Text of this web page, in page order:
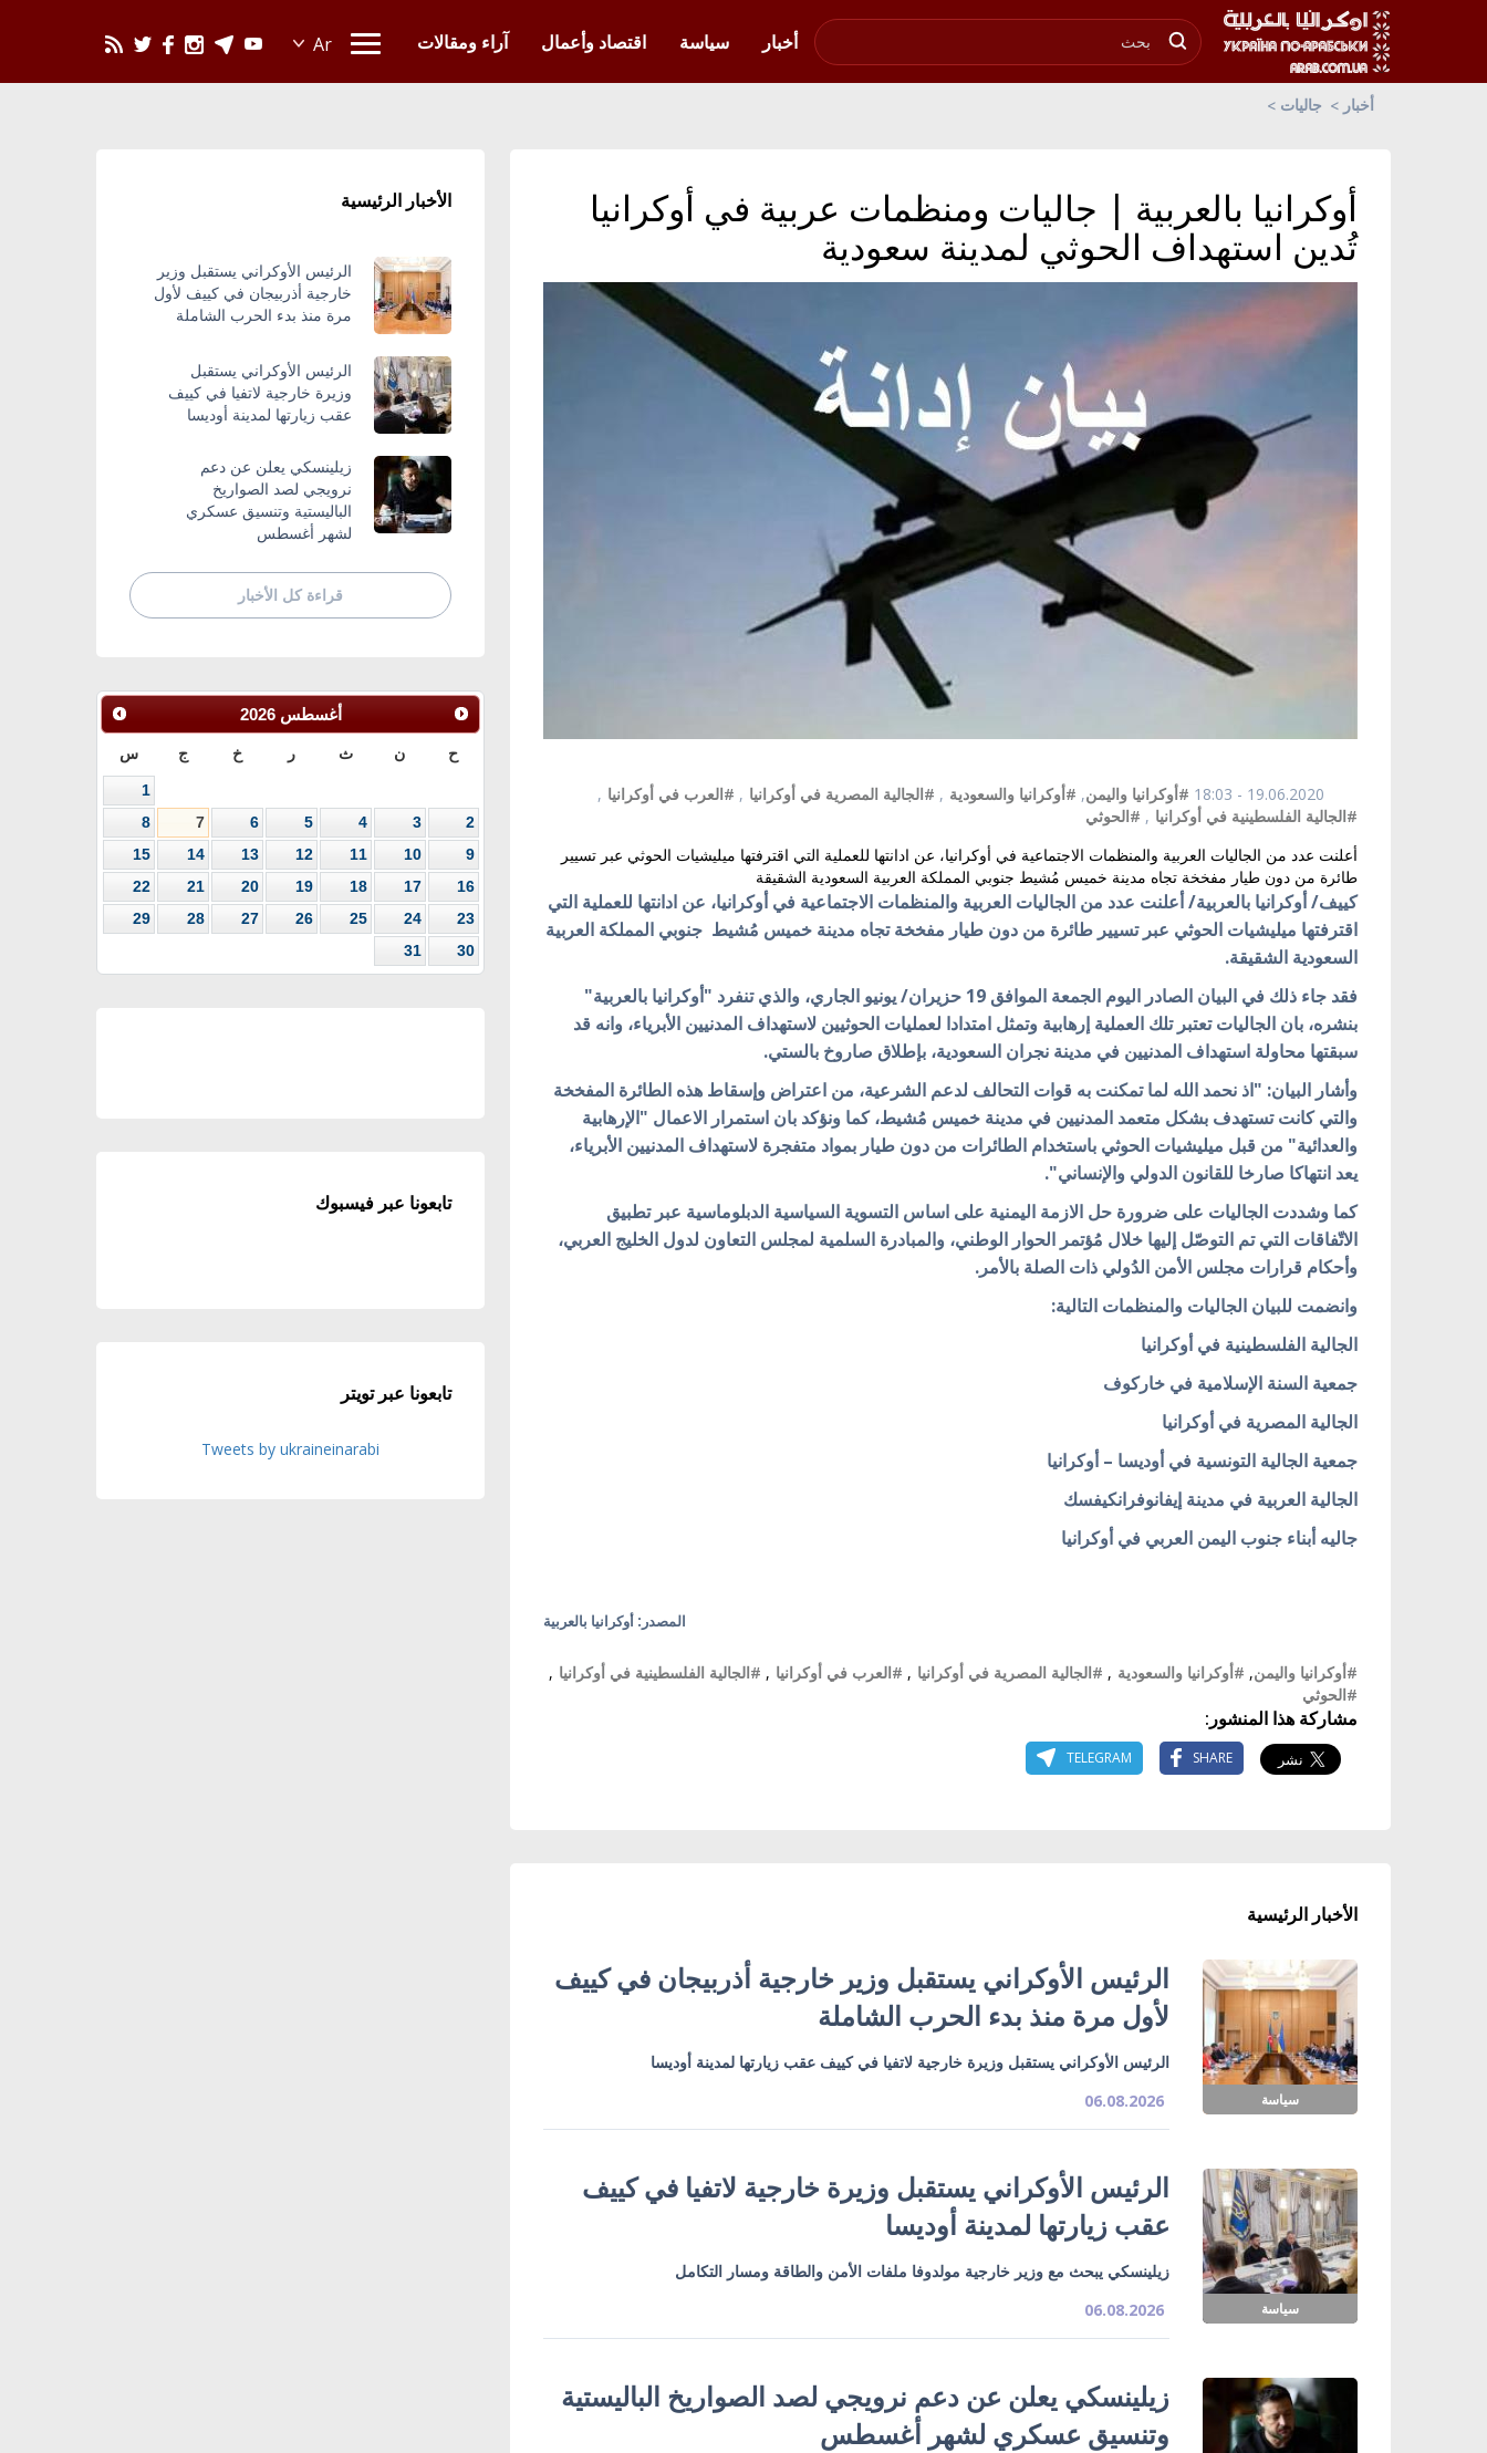
أخبار
سياسة اقتصاد وأعمال آراء ومقالات
أخبار جاليات
أوكرانيا بالعربية | جاليات ومنظمات عربية في أوكرانيا
تُدين استهداف الحوثي لمدينة سعودية
19.06.2020 - 18:03 #أوكرانيا واليمن, #أوكرانيا والسعودية , #الجالية المصرية في أوكرانيا , #العرب في أوكرانيا ,
#الجالية الفلسطينية في أوكرانيا , #الحوثي
أعلنت عدد من الجاليات العربية والمنظمات الاجتماعية في أوكرانيا، عن ادانتها للعملية التي اقترفتها ميليشيات الحوثي عبر تسيير
طائرة من دون طيار مفخخة تجاه مدينة خميس مُشيط جنوبي المملكة العربية السعودية الشقيقة
كييف/ أوكرانيا بالعربية/ أعلنت عدد من الجاليات العربية والمنظمات الاجتماعية في أوكرانيا، عن ادانتها للعملية التي
اقترفتها ميليشيات الحوثي عبر تسيير طائرة من دون طيار مفخخة تجاه مدينة خميس مُشيط جنوبي المملكة العربية
السعودية الشقيقة.
فقد جاء ذلك في البيان الصادر اليوم الجمعة الموافق 19 حزيران/ يونيو الجاري، والذي تنفرد "أوكرانيا بالعربية"
بنشره، بان الجاليات تعتبر تلك العملية إرهابية وتمثل امتدادا لعمليات الحوثيين لاستهداف المدنيين الأبرياء، وانه قد
سبقتها محاولة استهداف المدنيين في مدينة نجران السعودية، بإطلاق صاروخ بالستي.
وأشار البيان: "اذ نحمد الله لما تمكنت به قوات التحالف لدعم الشرعية، من اعتراض وإسقاط هذه الطائرة المفخخة
والتي كانت تستهدف بشكل متعمد المدنيين في مدينة خميس مُشيط، كما ونؤكد بان استمرار الاعمال "الإرهابية
والعدائية" من قبل ميليشيات الحوثي باستخدام الطائرات من دون طيار بمواد متفجرة لاستهداف المدنيين الأبرياء،
يعد انتهاكا صارخا للقانون الدولي والإنساني".
كما وشددت الجاليات على ضرورة حل الازمة اليمنية على اساس التسوية السياسية الدبلوماسية عبر تطبيق
الاتّفاقات التي تم التوصّل إليها خلال مُؤتمر الحوار الوطني، والمبادرة السلمية لمجلس التعاون لدول الخليج العربي،
وأحكام قرارات مجلس الأمن الدُولي ذات الصلة بالأمر.
وانضمت للبيان الجاليات والمنظمات التالية:
الجالية الفلسطينية في أوكرانيا
جمعية السنة الإسلامية في خاركوف
الجالية المصرية في أوكرانيا
جمعية الجالية التونسية في أوديسا – أوكرانيا
الجالية العربية في مدينة إيفانوفرانكيفسك
جاليه أبناء جنوب اليمن العربي في أوكرانيا
المصدر: أوكرانيا بالعربية
#أوكرانيا واليمن, #أوكرانيا والسعودية , #الجالية المصرية في أوكرانيا , #العرب في أوكرانيا , #الجالية الفلسطينية في أوكرانيا ,
#الحوثي
مشاركة هذا المنشور:
SHARE
TELEGRAM
الأخبار الرئيسية
سياسة
الرئيس الأوكراني يستقبل وزير خارجية أذربيجان في كييف
لأول مرة منذ بدء الحرب الشاملة
الرئيس الأوكراني يستقبل وزيرة خارجية لاتفيا في كييف عقب زيارتها لمدينة أوديسا
06.08.2026
سياسة
الرئيس الأوكراني يستقبل وزيرة خارجية لاتفيا في كييف
عقب زيارتها لمدينة أوديسا
زيلينسكي يبحث مع وزير خارجية مولدوفا ملفات الأمن والطاقة ومسار التكامل
06.08.2026
زيلينسكي يعلن عن دعم نرويجي لصد الصواريخ الباليستية
وتنسيق عسكري لشهر أغسطس
الأخبار الرئيسية
الرئيس الأوكراني يستقبل وزير
خارجية أذربيجان في كييف لأول
مرة منذ بدء الحرب الشاملة
الرئيس الأوكراني يستقبل
وزيرة خارجية لاتفيا في كييف
عقب زيارتها لمدينة أوديسا
زيلينسكي يعلن عن دعم
نرويجي لصد الصواريخ
الباليستية وتنسيق عسكري
لشهر أغسطس
قراءة كل الأخبار
أغسطس 2026
ح ن ث ر خ ج س
1
2
3
4
5
6
7
8
9
10
11
12
13
14
15
16
17
18
19
20
21
22
23
24
25
26
27
28
29
30
31
تابعونا عبر فيسبوك
تابعونا عبر تويتر
Tweets by ukraineinarabi